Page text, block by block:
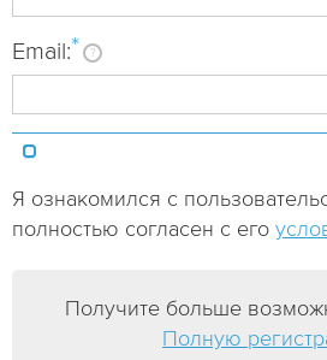
Email:* ?
Я ознакомился с
полностью согласен с его
Получите больше
Полную